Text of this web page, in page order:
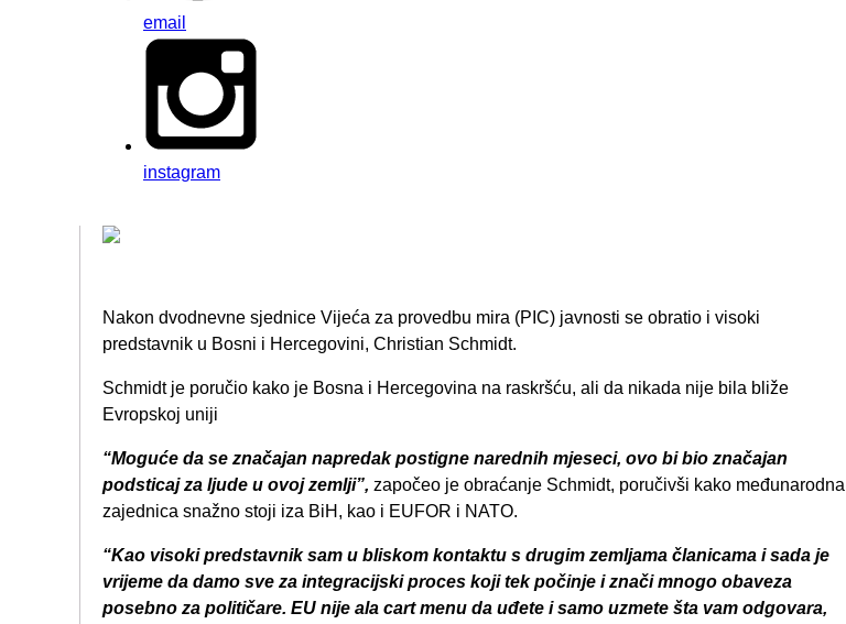
email
instagram
Nakon dvodnevne sjednice Vijeća za provedbu mira (PIC) javnosti se obratio i visoki
predstavnik u Bosni i Hercegovini, Christian Schmidt.
Schmidt je poručio kako je Bosna i Hercegovina na raskršću, ali da nikada nije bila bliže
Evropskoj uniji
“Moguće da se značajan napredak postigne narednih mjeseci, ovo bi bio značajan
podsticaj za ljude u ovoj zemlji”, započeo je obraćanje Schmidt, poručivši kako međunarodna
zajednica snažno stoji iza BiH, kao i EUFOR i NATO.
“Kao visoki predstavnik sam u bliskom kontaktu s drugim zemljama članicama i sada je
vrijeme da damo sve za integracijski proces koji tek počinje i znači mnogo obaveza
posebno za političare. EU nije ala cart menu da uđete i samo uzmete šta vam odgovara,